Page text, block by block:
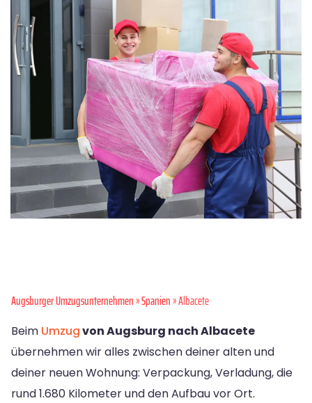
Augsburger Umzugsunternehmen»Spanien» Albacete
Beim Umzugvon Augsburg nach Albacete
übernehmen wir alles zwischen deiner alten und
deiner neuen Wohnung: Verpackung, Verladung, die
rund 1.680 Kilometer und den Aufbau vor Ort.